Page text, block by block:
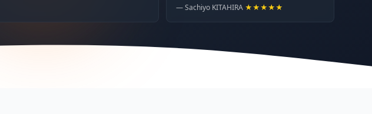
— Sachiyo KITAHIRA ★★★★★